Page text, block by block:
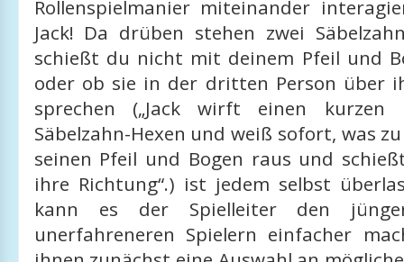
Rollenspielmanier miteinander
Jack! Da drüben stehen zwei
schießt du nicht mit deinem Pfeil und
oder ob sie in der dritten Person über
sprechen („Jack wirft einen
Säbelzahn-Hexen und weiß sofort, was
seinen Pfeil und Bogen raus und
ihre Richtung“.) ist jedem selbst
kann es der Spielleiter den
unerfahreneren Spielern einfacher